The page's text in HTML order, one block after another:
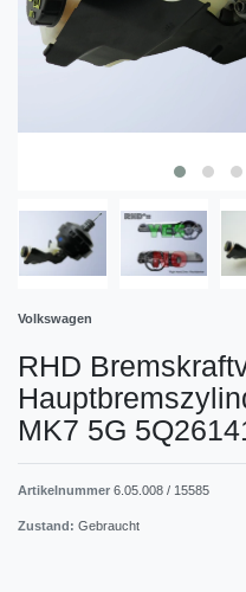
Volkswagen
RHD
MK7 5G
Artikelnummer 6.05.008 / 15585
Zustand: Gebraucht